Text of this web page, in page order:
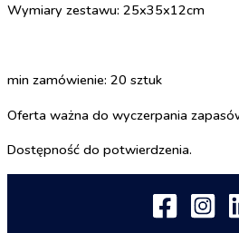
Wymiary zestawu: 25x35x12cm
min zamówienie: 20 sztuk
Oferta ważna do wyczerpania
Dostępność do potwierdzenia.